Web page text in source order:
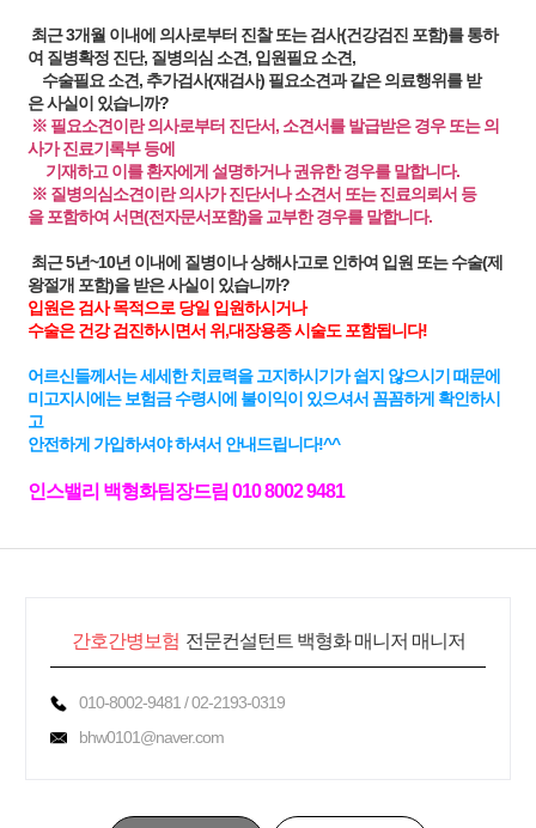
최근 3개월 이내에 의사로부터 진찰 또는 검사(건강검진 포함)를 통하
여 질병확정 진단, 질병의심 소견, 입원필요 소견,
수술필요 소견, 추가검사(재검사) 필요소견과 같은 의료행위를 받
은 사실이 있습니까?
※ 필요소견이란 의사로부터 진단서, 소견서를 발급받은 경우 또는 의
사가 진료기록부 등에
기재하고 이를 환자에게 설명하거나 권유한 경우를 말합니다.
※ 질병의심소견이란 의사가 진단서나 소견서 또는 진료의뢰서 등
을 포함하여 서면(전자문서포함)을 교부한 경우를 말합니다.
최근 5년~10년 이내에 질병이나 상해사고로 인하여 입원 또는 수술(제
왕절개 포함)을 받은 사실이 있습니까?
입원은 검사 목적으로 당일 입원하시거나
수술은 건강 검진하시면서 위,대장용종 시술도 포함됩니다!
어르신들께서는 세세한 치료력을 고지하시기가 쉽지 않으시기 때문에
미고지시에는 보험금 수령시에 불이익이 있으셔서 꼼꼼하게 확인하시
고
안전하게 가입하셔야 하셔서 안내드립니다!^^
인스밸리 백형화팀장드림 010 8002 9481
간호간병보험 전문컨설턴트 백형화 매니저 매니저
010-8002-9481 / 02-2193-0319
bhw0101@naver.com